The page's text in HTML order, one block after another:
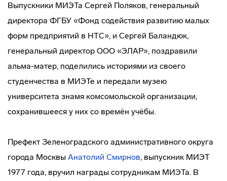
Выпускники МИЭТа Сергей Поляков, генеральный
директора ФГБУ «Фонд содействия развитию малых
форм предприятий в НТС», и Сергей Баландюк,
генеральный директор ООО «ЭЛАР», поздравили
альма-матер, поделились историями из своего
студенчества в МИЭТе и передали музею
университета знамя комсомольской организации,
сохранившееся у них со времён учёбы.
Префект Зеленоградского административного округа
города Москвы Анатолий Смирнов, выпускник МИЭТ
1977 года, вручил награды сотрудникам МИЭТа. В